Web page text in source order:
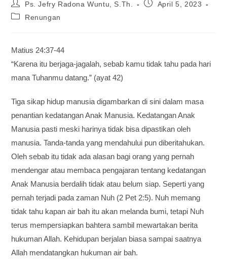
Ps. Jefry Radona Wuntu, S.Th.
April 5, 2023
Renungan
Matius 24:37-44
“Karena itu berjaga-jagalah, sebab kamu tidak tahu pada hari
mana Tuhanmu datang.” (ayat 42)
Tiga sikap hidup manusia digambarkan di sini dalam masa
penantian kedatangan Anak Manusia. Kedatangan Anak
Manusia pasti meski harinya tidak bisa dipastikan oleh
manusia. Tanda-tanda yang mendahului pun diberitahukan.
Oleh sebab itu tidak ada alasan bagi orang yang pernah
mendengar atau membaca pengajaran tentang kedatangan
Anak Manusia berdalih tidak atau belum siap. Seperti yang
pernah terjadi pada zaman Nuh (2 Pet 2:5). Nuh memang
tidak tahu kapan air bah itu akan melanda bumi, tetapi Nuh
terus mempersiapkan bahtera sambil mewartakan berita
hukuman Allah. Kehidupan berjalan biasa sampai saatnya
Allah mendatangkan hukuman air bah.